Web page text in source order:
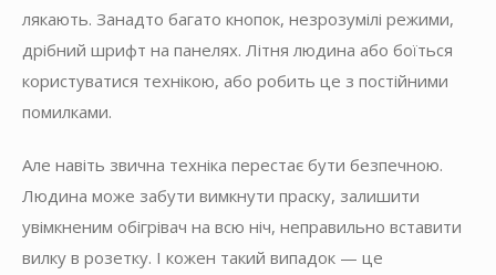
лякають. Занадто багато кнопок, незрозумілі режими,
дрібний шрифт на панелях. Літня людина або боїться
користуватися технікою, або робить це з постійними
помилками.
Але навіть звична техніка перестає бути безпечною.
Людина може забути вимкнути праску, залишити
увімкненим обігрівач на всю ніч, неправильно вставити
вилку в розетку. І кожен такий випадок — це